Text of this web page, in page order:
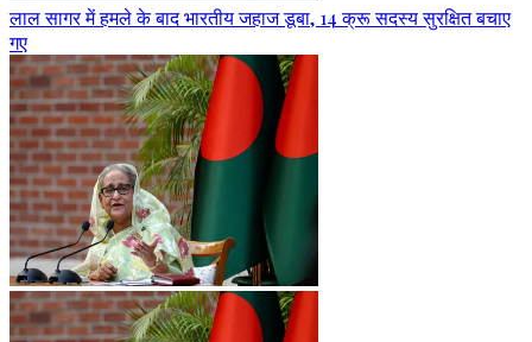
लाल सागर में हमले के बाद भारतीय जहाज डूबा, 14 क्रू सदस्य सुरक्षित बचाए
गए